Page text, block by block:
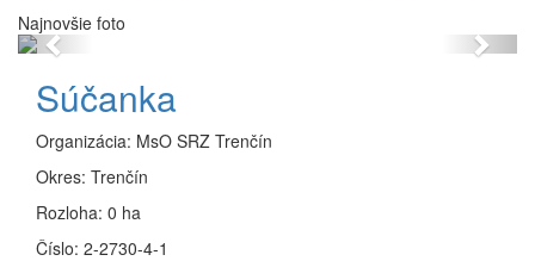
Najnovšie foto
Previous Next
Súčanka
Organizácia: MsO SRZ Trenčín
Okres: Trenčín
Rozloha: 0 ha
Číslo: 2-2730-4-1